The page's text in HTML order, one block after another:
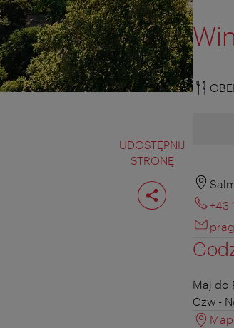
UDOSTĘPNIJ
STRONĘ
Podziel
stronę
+43
Maj do
Czw -